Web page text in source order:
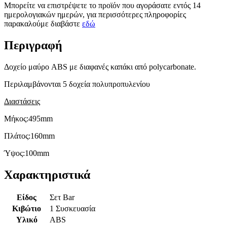
Μπορείτε να επιστρέψετε το προϊόν που αγοράσατε εντός 14
ημερολογιακών ημερών, για περισσότερες πληροφορίες
παρακαλούμε διαβάστε εδώ
Περιγραφή
Δοχείο μαύρο ABS με διαφανές καπάκι από polycarbonate.
Περιλαμβάνονται 5 δοχεία πολυπροπυλενίου
Διαστάσεις
Μήκος:495mm
Πλάτος:160mm
Ύψος:100mm
Χαρακτηριστικά
Είδος
Σετ Bar
Κιβώτιο
1 Συσκευασία
Υλικό
ABS